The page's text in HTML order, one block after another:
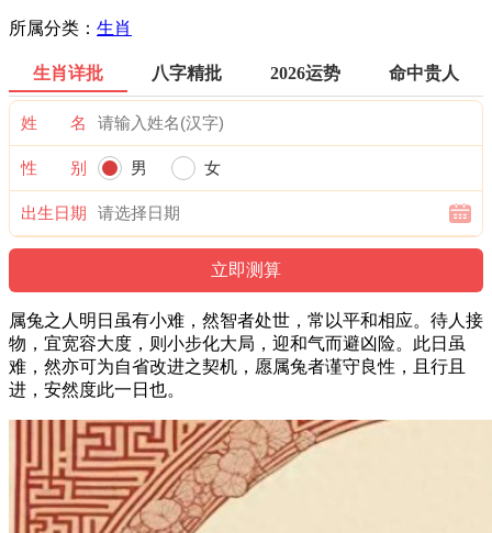
所属分类： 生肖
生肖详批 八字精批 2026运势 命中贵人
姓 名
性 别 男 女
出生日期
属兔之人明日虽有小难，然智者处世，常以平和相应。待人接
物，宜宽容大度，则小步化大局，迎和气而避凶险。此日虽
难，然亦可为自省改进之契机，愿属兔者谨守良性，且行且
进，安然度此一日也。